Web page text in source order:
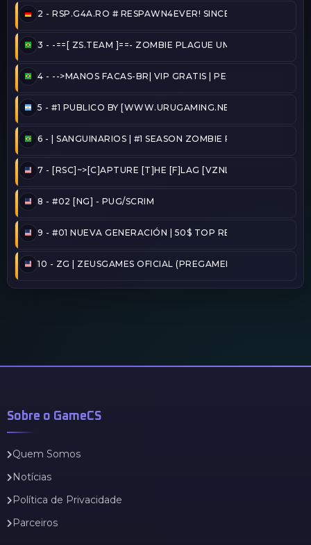
2 - RSP.G4A.RO # RESPAWN4EVER! SINCE 2020!
3 - -==[ ZS.TEAM ]==- ZOMBIE PLAGUE UMBRELLA
4 - -->MANOS FACAS-BR| VIP GRATIS | PEGA BANDEIRA -
5 - #1 PUBLICO BY [WWW.URUGAMING.NET]
6 - | SANGUINARIOS | #1 SEASON ZOMBIE PLAGUE@2026/
7 - [RSC]~>[C]APTURE [T]HE [F]LAG [VZNLA]
8 - #02 [NG] - PUG/SCRIM
9 - #01 NUEVA GENERACIÓN | 50$ TOP REINICIADO
10 - ZG | ZEUSGAMES OFICIAL (PREGAMER)
Sobre o GameCS
Quem Somos
Notícias
Política de Privacidade
Parceiros